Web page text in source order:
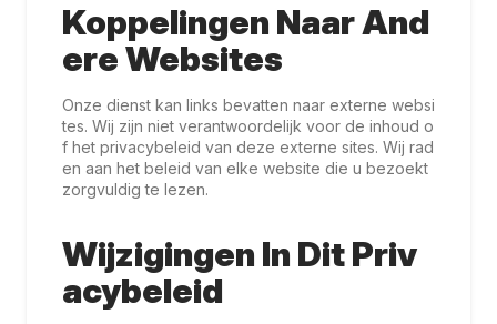
Koppelingen Naar And
Ere Websites
Onze dienst kan links bevatten naar externe websi
tes. Wij zijn niet verantwoordelijk voor de inhoud o
f het privacybeleid van deze externe sites. Wij rad
en aan het beleid van elke website die u bezoekt
zorgvuldig te lezen.
Wijzigingen In Dit Priv
Acybeleid